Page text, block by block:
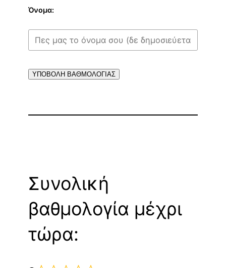
Όνομα:
ΥΠΟΒΟΛΗ ΒΑΘΜΟΛΟΓΙΑΣ
Συνολική
βαθμολογία μέχρι
τώρα: